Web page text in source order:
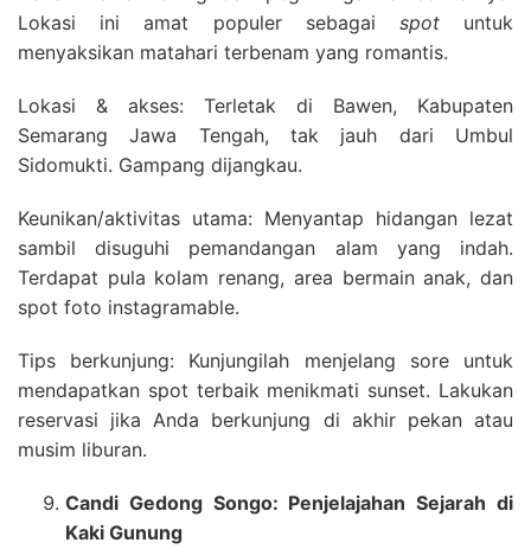
Lokasi ini amat populer sebagai spotuntuk
menyaksikan matahari terbenam yang romantis.
Lokasi & akses: Terletak di Bawen, Kabupaten
Semarang Jawa Tengah, tak jauh dari Umbul
Sidomukti. Gampang dijangkau.
Keunikan/aktivitas utama: Menyantap hidangan lezat
sambil disuguhi pemandangan alam yang indah.
Terdapat pula kolam renang, area bermain anak, dan
spot foto instagramable.
Tips berkunjung: Kunjungilah menjelang sore untuk
mendapatkan spot terbaik menikmati sunset. Lakukan
reservasi jika Anda berkunjung di akhir pekan atau
musim liburan.
Candi Gedong Songo: Penjelajahan Sejarah di
Kaki Gunung